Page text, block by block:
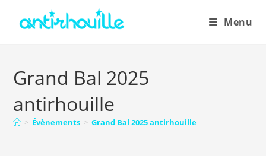
Menu
Grand Bal 2025
antirhouille
> Évènements > Grand Bal 2025 antirhouille